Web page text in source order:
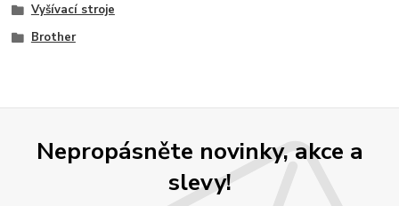
Vyšívací stroje
Brother
Nepropásněte novinky, akce a
slevy!